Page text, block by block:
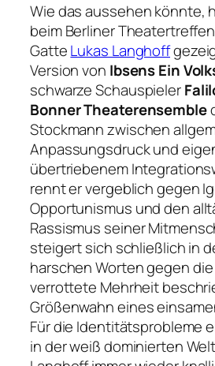
Wie das aussehen könnte,
beim Berliner
GatteLukas Langhoff
Version von Ibsens Ein
schwarze Schauspieler
Bonner Theaterensemble
Stockmann zwischen
Anpassungsdruck und
übertriebenem
rennt er vergeblich gegen
Opportunismus und den
Rassismus seiner
steigert sich schließlich in
harschen Worten gegen
verrottete Mehrheit
Größenwahn eines
Für die Identitätsprobleme
in der weiß dominierten